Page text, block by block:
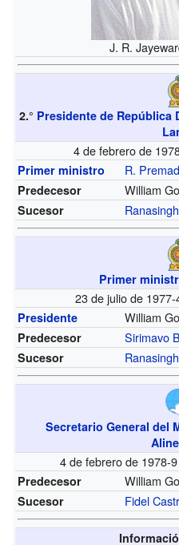
J. R.
2.° Presidente de República
4 de febrero de
Primer ministro R.
Predecesor William
Sucesor
Primer
23 de julio de
Presidente William
Predecesor Sirimavo
Sucesor
Secretario General del
4 de febrero de 1978-
Predecesor William
Sucesor Fidel